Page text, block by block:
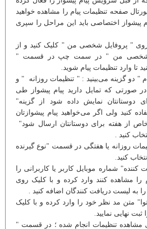
صفحه تنظیمات پیام را مشاهده خواهید
پیشواز اختصاصی باید این مراحل را سپری
" پروفایل شخصی من " کلیک کنید و از
شخصی من " در سمت چپ در قسمت "
تا وارد تنظیمات پیام شوید.
" دو گزینه می‌بینید : " تنظیمات روزانه " و
صورتی که تمایل دارید پیام پیشواز طی
دوستانتان نمایش داده شود از گزینه"
کنید ولی اگر می‌خواهید پیام پیشوازتان
از هفته برای دوستانتان ارسال شود"
کنید .
روزانه یا هفتگی در قسمت "نوع گیرنده
کنید.
شماره موبایل کاربر یا کاربرانی را
را مشاهده کنند وارد کرده و با کلیک روی
به لیست دریافت کنندگان اضافه کنید .
متن مد نظر خود را وارد کرده و با کلیک
نهایی نمایید.
مشاهده تنظیمات انجام شده ؛ در قسمت "